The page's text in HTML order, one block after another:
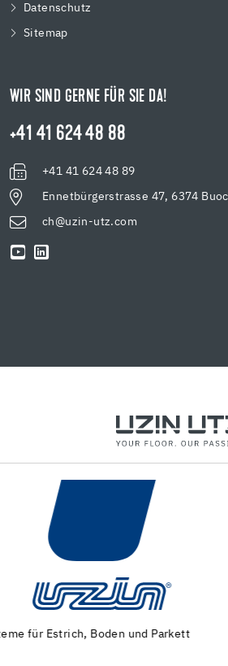
Datenschutz
Sitemap
WIR SIND GERNE FÜR SIE DA!
+41 41 624 48 88
+41 41 624 48 89
Ennetbürgerstrasse 47, 6374
ch@uzin-utz.com
Maschinen und Spezialwerkzeuge zur
Untergrundvorbereitung und